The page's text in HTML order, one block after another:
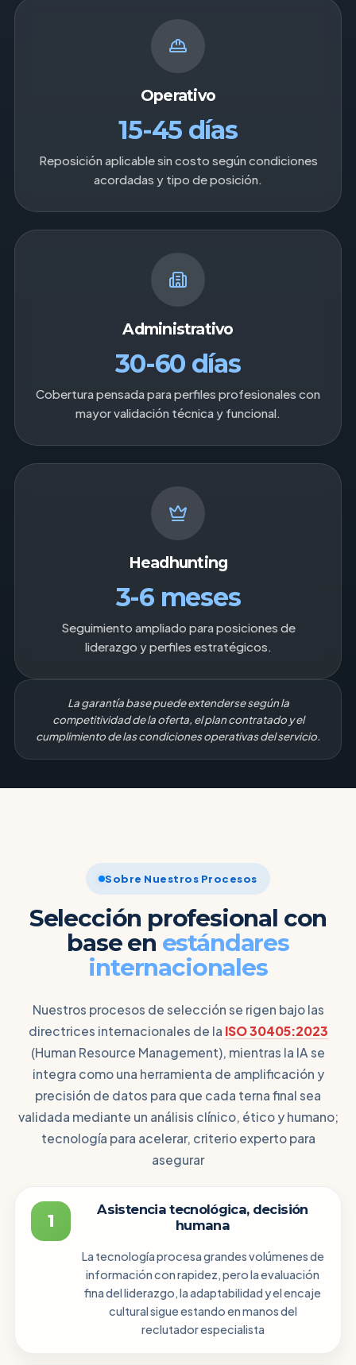
Operativo
15-45 días
Reposición aplicable sin costo según condiciones
acordadas y tipo de posición.
Administrativo
30-60 días
Cobertura pensada para perfiles profesionales con
mayor validación técnica y funcional.
Headhunting
3-6 meses
Seguimiento ampliado para posiciones de
liderazgo y perfiles estratégicos.
La garantía base puede extenderse según la
competitividad de la oferta, el plan contratado y el
cumplimiento de las condiciones operativas del servicio.
Sobre Nuestros Procesos
Selección profesional con
base en estándares
internacionales
Nuestros procesos de selección se rigen bajo las
directrices internacionales de la ISO 30405:2023
(Human Resource Management), mientras la IA se
integra como una herramienta de amplificación y
precisión de datos para que cada terna final sea
validada mediante un análisis clínico, ético y humano;
tecnología para acelerar, criterio experto para
asegurar
1
Asistencia tecnológica, decisión
humana
La tecnología procesa grandes volúmenes de
información con rapidez, pero la evaluación
fina del liderazgo, la adaptabilidad y el encaje
cultural sigue estando en manos del
reclutador especialista